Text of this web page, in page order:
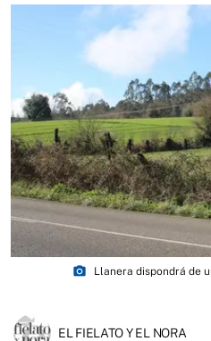
photo_camera Llanera dispondrá de
EL FIELATO Y EL NORA